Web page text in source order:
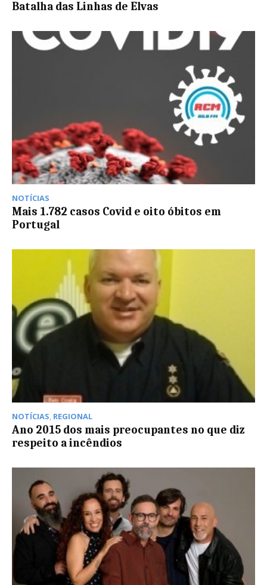
Batalha das Linhas de Elvas
NOTÍCIAS
Mais 1.782 casos Covid e oito óbitos em
Portugal
NOTÍCIAS, REGIONAL
Ano 2015 dos mais preocupantes no que diz
respeito a incêndios